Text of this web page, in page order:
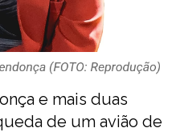
e mais duas
de um avião de